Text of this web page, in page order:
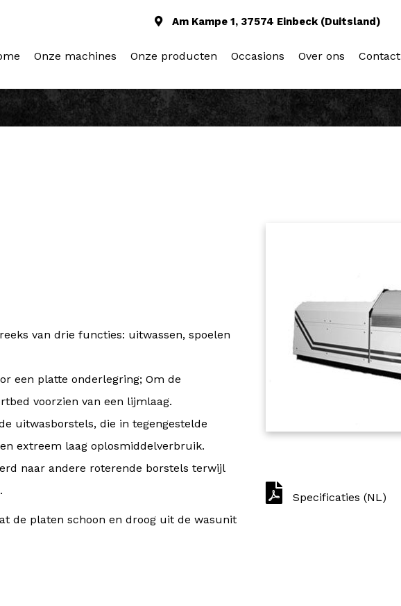
Am Kampe 1, 37574 Einbeck (Duitsland)
Onze machines Onze producten Occasions Over ons Contact
van drie functies: uitwassen, spoelen
een platte onderlegring; Om de
voorzien van een lijmlaag.
uitwasborstels, die in tegengestelde
extreem laag oplosmiddelverbruik.
naar andere roterende borstels terwijl
de platen schoon en droog uit de wasunit
Specificaties (NL)